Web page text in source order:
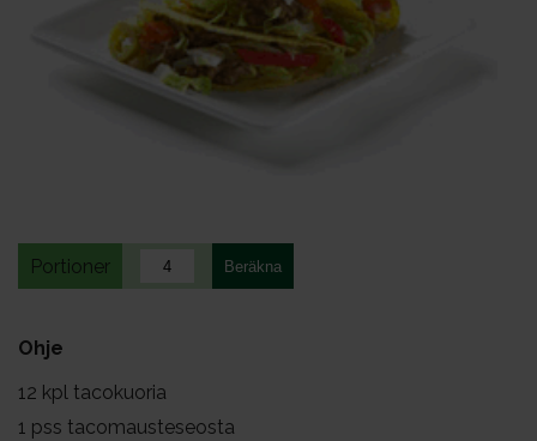
Portioner
Ohje
12 kpl tacokuoria
1 pss tacomausteseosta